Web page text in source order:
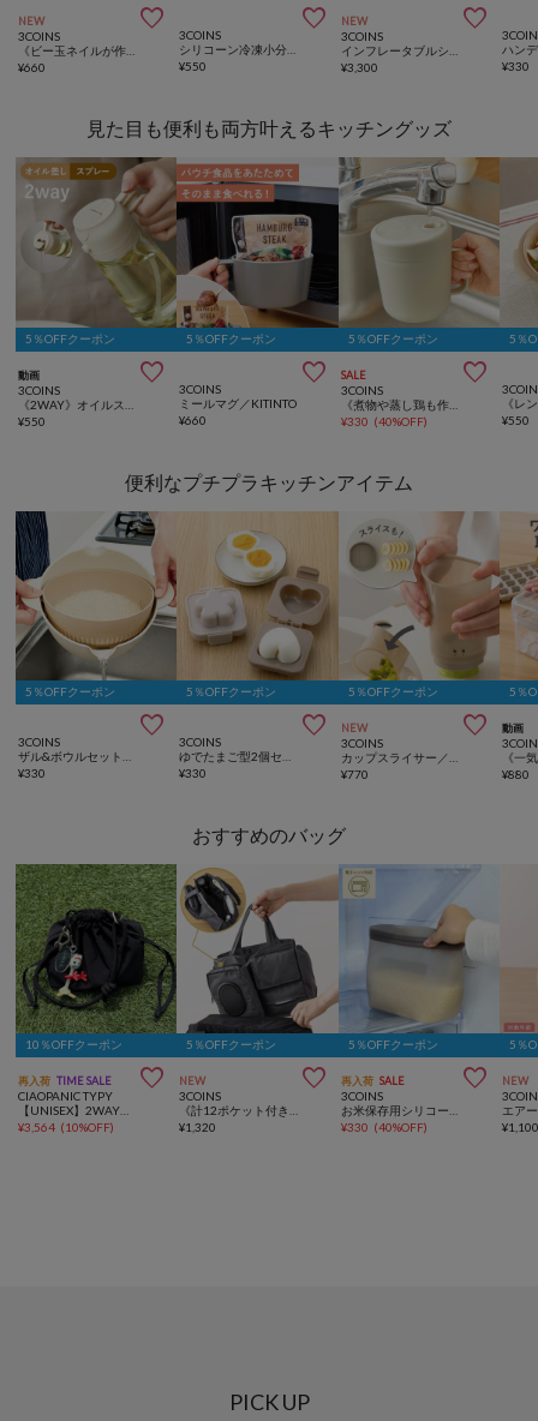
NEW 
3COINS
¥660

3COINS
¥550
NEW 
3COINS
¥3,300 ¥330
見た目も便利も両方叶えるキッチングッズ
5％OFFクーポン
動画 
3COINS
¥550
5％OFFクーポン

3COINS
ミールマグ／KITINTO
¥660
5％OFFクーポン
SALE 
3COINS
《煮物や蒸し鶏も作れる！》一人炊き用炊飯マグ／KITINTO
¥330 (40%OFF)
5％
¥550
便利なプチプラキッチンアイテム
5％OFFクーポン

3COINS
¥330
5％OFFクーポン

3COINS
¥330
5％OFFクーポン
NEW 
3COINS
¥770
5％
動画
¥880
おすすめのバッグ
10％OFFクーポン
再入荷 TIME SALE 
CIAOPANIC TYPY
¥3,564 (10%OFF)
5％OFFクーポン
NEW 
3COINS
¥1,320
5％OFFクーポン
再入荷 SALE 
3COINS
¥330 (40%OFF)
5％
NEW
エア
¥
PICK UP